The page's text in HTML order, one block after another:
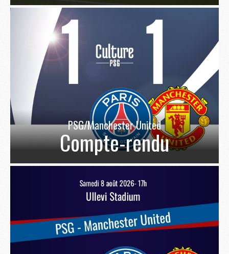
PSG/Manchester United
Compte-rendu